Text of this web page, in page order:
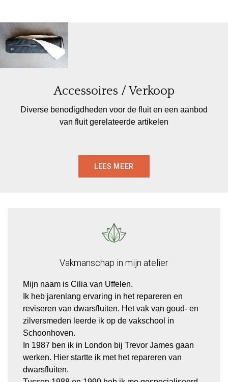
Accessoires / Verkoop
Diverse benodigdheden voor de fluit en een aanbod
van fluit gerelateerde artikelen
LEES MEER
Vakmanschap in mijn atelier
Mijn naam is Cilia van Uffelen.
Ik heb jarenlang ervaring in het repareren en
reviseren van dwarsfluiten. Het vak van goud- en
zilversmeden leerde ik op de vakschool in
Schoonhoven.
In 1987 ben ik in London bij Trevor James gaan
werken. Hier startte ik met het repareren van
dwarsfluiten.